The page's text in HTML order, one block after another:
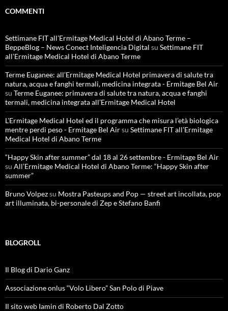
COMMENTI
Settimane FIT all’Ermitage Medical Hotel di Abano Terme –
BeppeBlog – News Conect Inteligencia Digital su Settimane FIT
all’Ermitage Medical Hotel di Abano Terme
Terme Euganee: all’Ermitage Medical Hotel primavera di salute tra
natura, acqua e fanghi termali, medicina integrata - Ermitage Bel Air
su Terme Euganee: primavera di salute tra natura, acqua e fanghi
termali, medicina integrata all’Ermitage Medical Hotel
L'Ermitage Medical Hotel ed il programma che misura l’età biologica
mentre perdi peso - Ermitage Bel Airsu Settimane FIT all’Ermitage
Medical Hotel di Abano Terme
“Happy Skin after summer” dal 18 al 26 settembre - Ermitage Bel Air
su All’Ermitage Medical Hotel di Abano Terme: “Happy Skin after
summer”
Bruno Volpezsu Mostra Pasteups and Pop — street art incollata, pop
art illuminata, bi-personale di Zep e Stefano Banfi
BLOGROLL
Il Blog di Dario Ganz
Associazione onlus “Volo Libero” San Polo di Piave
Il sito web Iamin di Roberto Dal Zotto